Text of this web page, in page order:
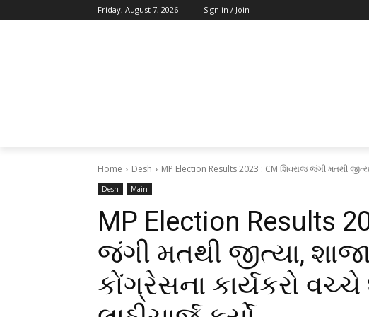
Friday, August 7, 2026 Sign in / Join
Home Desh MP Election Results 2023 : CM શિવરાજ જંગી મતથી
Desh Main
MP Election Results
જંગી મતથી જીત્યા,
કોંગ્રેસના કાર્યકરો વચ્ચે